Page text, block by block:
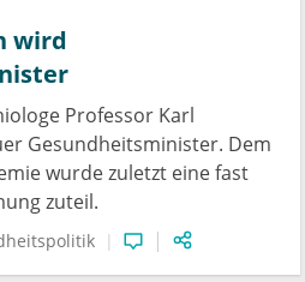
wird
Professor Karl
Gesundheitsminister. Dem
wurde zuletzt eine fast
zuteil.